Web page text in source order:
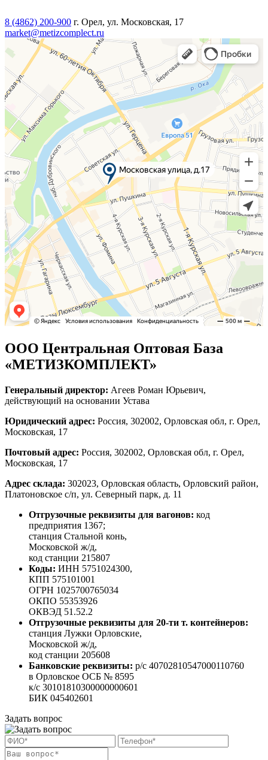
8 (4862) 200-900 г. Орел, ул. Московская, 17
market@metizcomplect.ru
ООО Центральная Оптовая База
«МЕТИЗКОМПЛЕКТ»
Генеральный директор: Агеев Роман Юрьевич,
действующий на основании Устава
Юридический адрес: Россия, 302002, Орловская обл, г. Орел,
Московская, 17
Почтовый адрес: Россия, 302002, Орловская обл, г. Орел,
Московская, 17
Адрес склада: 302023, Орловская область, Орловский район,
Платоновское с/п, ул. Северный парк, д. 11
Отгрузочные реквизиты для вагонов: код
предприятия 1367;
станция Стальной конь,
Московской ж/д,
код станции 215807
Коды: ИНН 5751024300,
КПП 575101001
ОГРН 1025700765034
ОКПО 55353926
ОКВЭД 51.52.2
Отгрузочные реквизиты для 20-ти т. контейнеров:
станция Лужки Орловские,
Московской ж/д,
код станции 205608
Банковские реквизиты: р/с 40702810547000110760
в Орловское ОСБ № 8595
к/с 30101810300000000601
БИК 045402601
Задать вопрос